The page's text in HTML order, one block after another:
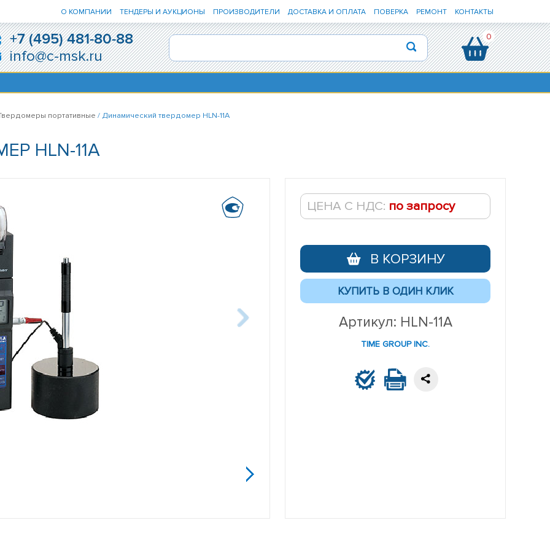
О КОМПАНИИ ТЕНДЕРЫ И АУКЦИОНЫ ПРОИЗВОДИТЕЛИ ДОСТАВКА И ОПЛАТА ПОВЕРКА РЕМОНТ КОНТАКТЫ
+7 (495) 481-80-88
info@c-msk.ru
0
портативные / Динамический твердомер HLN-11A
HLN-11A
ЦЕНА С НДС: по запросу
В КОРЗИНУ
Артикул: HLN-11A
TIME GROUP INC.